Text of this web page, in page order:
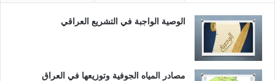
الوصية الواجبة في التشريع العراقي
مصادر المياه الجوفية وتوزيعها في العراق